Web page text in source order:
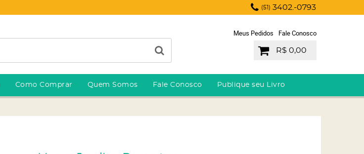
(51) 3402.-0793
Meus Pedidos Fale Conosco
R$ 0,00
Como Comprar Quem Somos Fale Conosco Publique seu Livro